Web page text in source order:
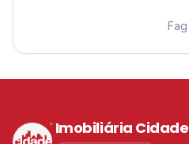
Fag
Imobiliária Cidade